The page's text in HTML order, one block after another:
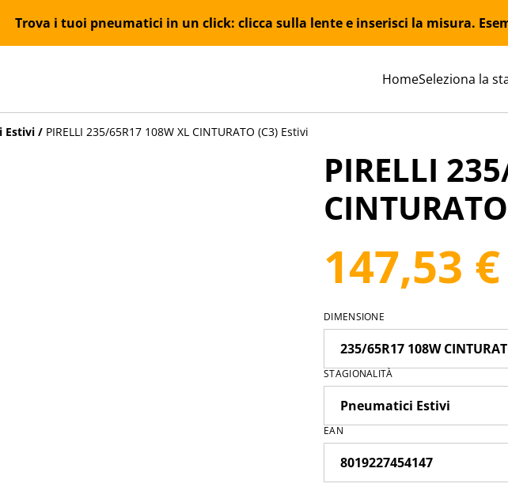
Trova i tuoi pneumatici in un click: clicca sulla lente e inserisci la misura.
HomeSeleziona la
Estivi / PIRELLI 235/65R17 108W XL CINTURATO (C3) Estivi
PIRELLI
147,53 €
DIMENSIONE
STAGIONALITÀ
EAN